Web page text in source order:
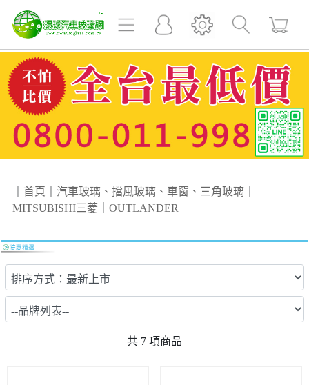
首頁 汽車玻璃、擋風玻璃、車窗、三角玻璃｜
MITSUBISHI三菱
OUTLANDER
共 7 項商品